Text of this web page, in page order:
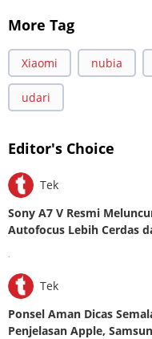
More Tag
Xiaomi nubia
udari
Editor's Choice
Tek
Sony A7 V Resmi
Autofocus Lebih Cerdas
.
Tek
Ponsel Aman Dicas
Penjelasan Apple,